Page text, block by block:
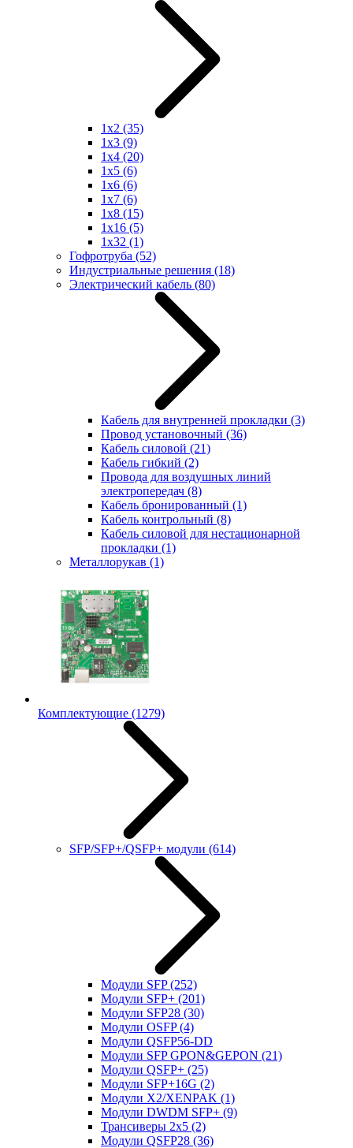
1x2 (35)
1x3 (9)
1x4 (20)
1x5 (6)
1x6 (6)
1x7 (6)
1x8 (15)
1x16 (5)
1x32 (1)
Гофротруба (52)
Индустриальные решения (18)
Электрический кабель (80)
Кабель для внутренней прокладки (3)
Провод установочный (36)
Кабель силовой (21)
Кабель гибкий (2)
Провода для воздушных линий
электропередач (8)
Кабель бронированный (1)
Кабель контрольный (8)
Кабель силовой для нестационарной
прокладки (1)
Металлорукав (1)
Комплектующие (1279)
SFP/SFP+/QSFP+ модули (614)
Модули SFP(252)
Модули SFP+ (201)
Модули SFP28 (30)
Модули OSFP(4)
Модули QSFP56-DD
Модули SFP GPON&GEPON (21)
Модули QSFP+ (25)
Модули SFP+16G (2)
Модули X2/XENPAK (1)
Модули DWDM SFP+ (9)
Трансиверы 2x5 (2)
Модули QSFP28 (36)